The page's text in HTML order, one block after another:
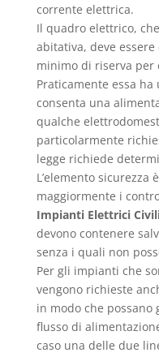
corrente elettrica.
Il quadro elettrico,
abitativa, deve
minimo di riserva per
Praticamente essa
consenta una
qualche
particolarmente
legge richiede
L’elemento sicurezza
maggiormente i
Impianti Elettrici
devono contenere
senza i quali non
Per gli impianti che
vengono richieste
in modo che
flusso di
caso una delle due